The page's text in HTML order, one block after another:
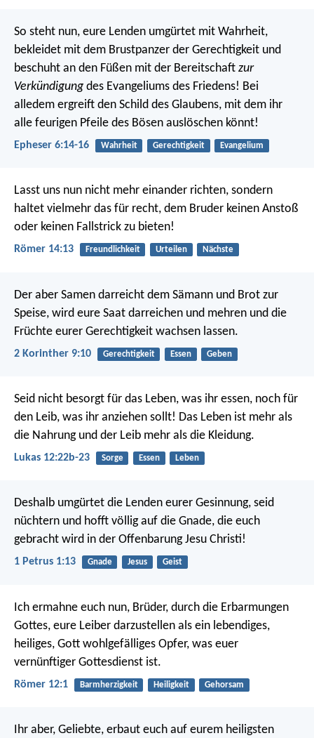
So steht nun, eure Lenden umgürtet mit Wahrheit,
bekleidet mit dem Brustpanzer der Gerechtigkeit und
beschuht an den Füßen mit der Bereitschaft zur
Verkündigung des Evangeliums des Friedens! Bei
alledem ergreift den Schild des Glaubens, mit dem ihr
alle feurigen Pfeile des Bösen auslöschen könnt!
Epheser 6:14-16 Wahrheit Gerechtigkeit Evangelium
Lasst uns nun nicht mehr einander richten, sondern
haltet vielmehr das für recht, dem Bruder keinen Anstoß
oder keinen Fallstrick zu bieten!
Römer 14:13 Freundlichkeit Urteilen Nächste
Der aber Samen darreicht dem Sämann und Brot zur
Speise, wird eure Saat darreichen und mehren und die
Früchte eurer Gerechtigkeit wachsen lassen.
2 Korinther 9:10 Gerechtigkeit Essen Geben
Seid nicht besorgt für das Leben, was ihr essen, noch für
den Leib, was ihr anziehen sollt! Das Leben ist mehr als
die Nahrung und der Leib mehr als die Kleidung.
Lukas 12:22b-23 Sorge Essen Leben
Deshalb umgürtet die Lenden eurer Gesinnung, seid
nüchtern und hofft völlig auf die Gnade, die euch
gebracht wird in der Offenbarung Jesu Christi!
1 Petrus 1:13 Gnade Jesus Geist
Ich ermahne euch nun, Brüder, durch die Erbarmungen
Gottes, eure Leiber darzustellen als ein lebendiges,
heiliges, Gott wohlgefälliges Opfer, was euer
vernünftiger Gottesdienst ist.
Römer 12:1 Barmherzigkeit Heiligkeit Gehorsam
Ihr aber, Geliebte, erbaut euch auf eurem heiligsten